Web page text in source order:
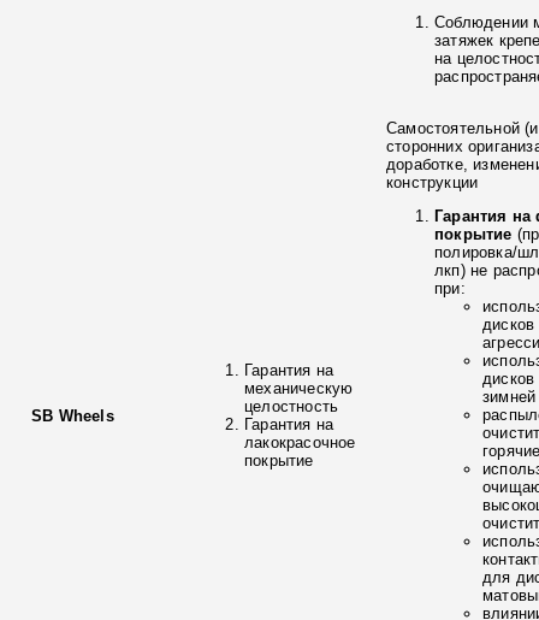
SB Wheels
Гарантия на
механическую
целостность
Гарантия на
лакокрасочное
покрытие
Соблюдении
затяжек
на
Самостоятельной
сторонних
доработке,
конструкции
Гарантия
покрытие
полировка/
лкп) не
при:
зимней
для